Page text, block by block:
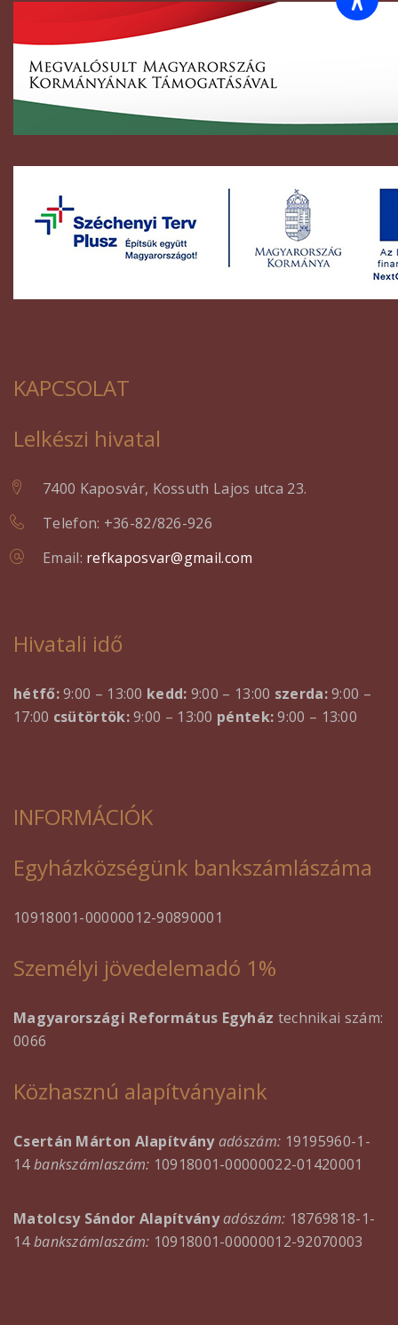
KAPCSOLAT
Lelkészi hivatal
7400 Kaposvár, Kossuth Lajos utca 23.
Telefon: +36-82/826-926
Email: refkaposvar@gmail.com
Hivatali idő
hétfő:9:00 – 13:00 kedd: 9:00 – 13:00 szerda:9:00 –
17:00 csütörtök:9:00 – 13:00 péntek:9:00 – 13:00
INFORMÁCIÓK
Egyházközségünk bankszámlászáma
10918001-00000012-90890001
Személyi jövedelemadó 1%
Magyarországi Református Egyház technikai szám:
0066
Közhasznú alapítványaink
Csertán Márton Alapítvány adószám: 19195960-1-
14bankszámlaszám: 10918001-00000022-01420001
Matolcsy Sándor Alapítványadószám: 18769818-1-
14bankszámlaszám: 10918001-00000012-92070003